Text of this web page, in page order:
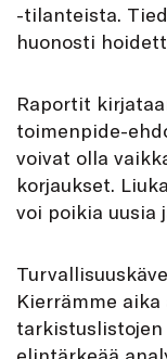
-tilanteista.
huonosti
Raportit
toimenpide-
voivat olla
korjaukset.
voi poikia uusia
Kierrämme
tarkistuslistojen